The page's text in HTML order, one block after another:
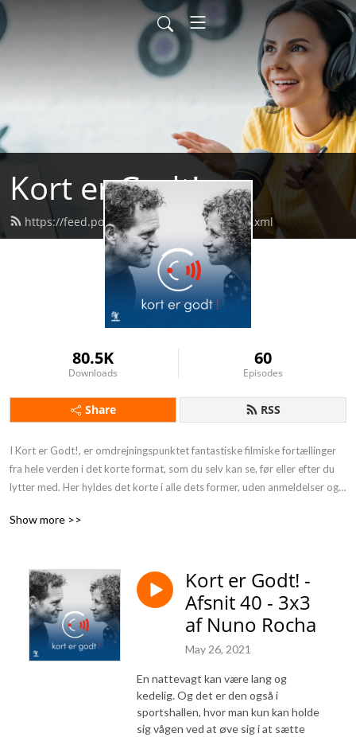
Kort er Godt!
https://feed.podbean.com/kortergodt/feed.xml
80.5K
Downloads
60
Episodes
Share RSS
I Kort er Godt!, er omdrejningspunktet fantastiske filmiske fortællinger
fra hele verden i det korte format, som du selv kan se, før eller efter du
lytter med. Her hyldes det korte i alle dets former, uden anmeldelser og
Birgitte Weinberger, leder af OFF – Odense international Film Festival og
Show more >>
Kort er Godt! -
Afsnit 40 - 3x3
af Nuno Rocha
May 26, 2021
En nattevagt kan være lang og
kedelig. Og det er den også i
sportshallen, hvor man kun kan holde
sig vågen ved at øve sig i at sætte